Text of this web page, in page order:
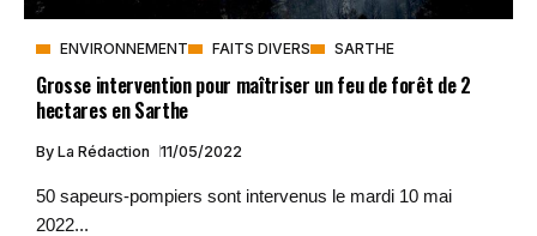
ENVIRONNEMENT FAITS DIVERS SARTHE
Grosse intervention pour maîtriser un feu de forêt de 2
hectares en Sarthe
By La Rédaction 11/05/2022
50 sapeurs-pompiers sont intervenus le mardi 10 mai
2022...